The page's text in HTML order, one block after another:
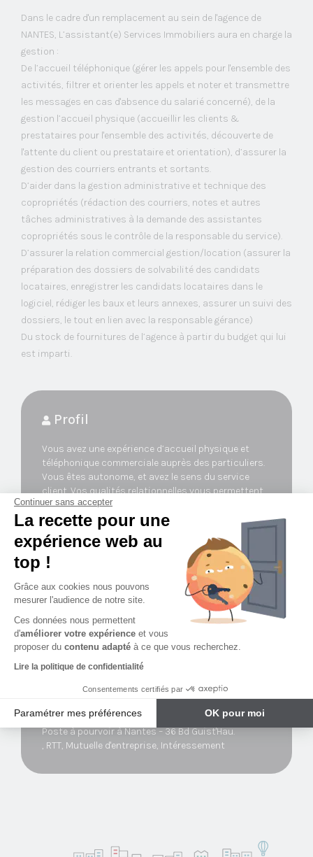
Continuer sans accepter
La recette pour une
expérience web au
top !
Grâce aux cookies nous pouvons
mesurer l'audience de notre site.
Ces données nous permettent
d'améliorer votre expérience et vous
proposer du contenu adapté à ce que vous recherchez.
Lire la politique de confidentialité
Consentements certifiés par
Paramétrer mes préférences OK pour moi
Axeptio consent
Plateforme de Gestion du Consentement : Personnalisez vos Options
Notre plateforme vous permet d'adapter et de gérer vos paramètres
Dans le cadre d'un remplacement au sein de l'agence de
NANTES, L’assistant(e) Services Immobiliers aura en charge la
gestion :
De l’accueil téléphonique (gérer les appels pour l'ensemble des
activités, filtrer et orienter les appels et noter et transmettre
les messages en cas d'absence du salarié concerné), de la
gestion l’accueil physique (accueillir les clients &
prestataires pour l'ensemble des activités, découverte de
l'attente du client ou prestataire et orientation), d’assurer la
gestion des courriers entrants et sortants.
D’aider dans la gestion administrative et technique des
copropriétés (rédaction des courriers, notes et autres
tâches administratives à la demande des assistantes
copropriétés sous le contrôle de la responsable du service).
D’assurer la relation commercial gestion/location (assurer la
préparation des dossiers de solvabilité des candidats
locataires, enregistrer les candidats locataires dans le
logiciel, rédiger les baux et leurs annexes, assurer un suivi des
dossiers, le tout en lien avec la responsable gérance)
Du stock de fournitures de l’agence à partir du budget qui lui
est imparti.
Profil
Vous avez une expérience d’accueil physique et
téléphonique commerciale auprès des particuliers.
Vous êtes autonome, et avez le sens du service
client. Vos qualités relationnelles vous permettent
de vous adapter aux différents intervenants et de
travailler en équipe.
Maîtrise du Pack Office.
Horaire du lundi au vendredi de 9h/12h30 et de
14h/18h.
Complément sur le salaire
Régime de frais de santé et de prévoyance favorable.
18h.
Poste à pourvoir à Nantes – 36 Bd Guist'Hau.
, RTT, Mutuelle d'entreprise, Intéressement